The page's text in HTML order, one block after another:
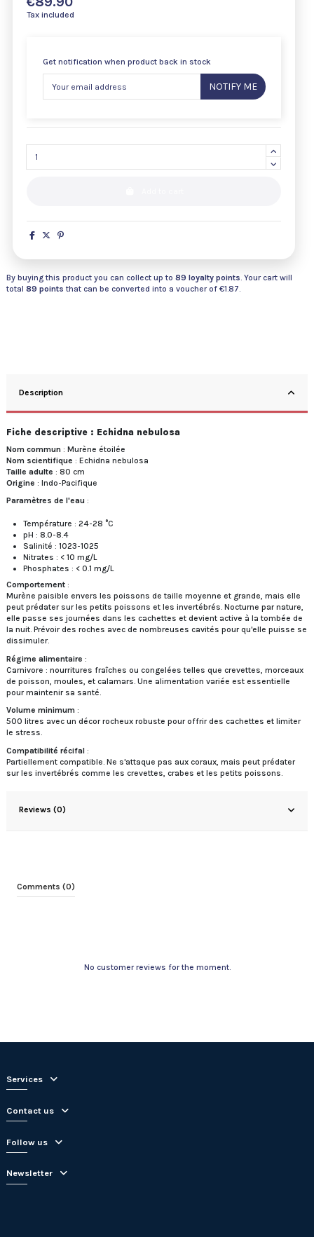
Tax included
Get notification when product back in stock
NOTIFY ME
By buying this product you can collect up to 89 loyalty points. Your cart will
total 89 points that can be converted into a voucher of €1.87.
Description
Fiche descriptive : Echidna nebulosa
Nom commun : Murène étoilée
Nom scientifique : Echidna nebulosa
Taille adulte : 80 cm
Origine : Indo-Pacifique
Paramètres de l'eau :
Température : 24-28 °C
pH : 8.0-8.4
Salinité : 1023-1025
Nitrates : < 10 mg/L
Phosphates : < 0.1 mg/L
Comportement :
Murène paisible envers les poissons de taille moyenne et grande, mais elle
peut prédater sur les petits poissons et les invertébrés. Nocturne par nature,
elle passe ses journées dans les cachettes et devient active à la tombée de
la nuit. Prévoir des roches avec de nombreuses cavités pour qu'elle puisse se
dissimuler.
Régime alimentaire :
Carnivore : nourritures fraîches ou congelées telles que crevettes, morceaux
de poisson, moules, et calamars. Une alimentation variée est essentielle
pour maintenir sa santé.
Volume minimum :
500 litres avec un décor rocheux robuste pour offrir des cachettes et limiter
le stress.
Compatibilité récifal :
Partiellement compatible. Ne s'attaque pas aux coraux, mais peut prédater
sur les invertébrés comme les crevettes, crabes et les petits poissons.
Reviews (0)
Comments (0)
No customer reviews for the moment.
Services
Contact us
Follow us
Newsletter